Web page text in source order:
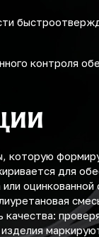
контроля
которую
для